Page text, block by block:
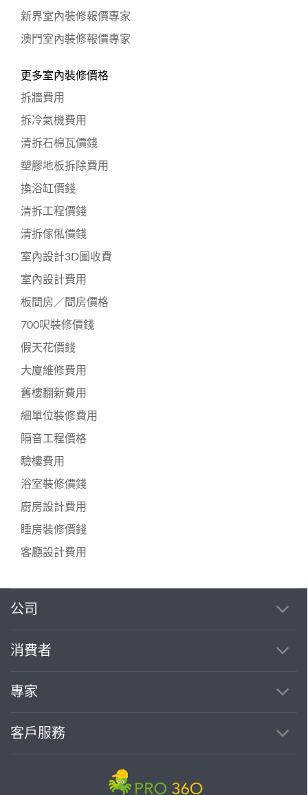
新界室內裝修報價專家
澳門室內裝修報價專家
更多室內裝修價格
拆牆費用
拆冷氣機費用
清拆石棉瓦價錢
塑膠地板拆除費用
換浴缸價錢
清拆工程價錢
清拆傢俬價錢
室內設計3D圖收費
室內設計費用
板間房／間房價格
700呎裝修價錢
假天花價錢
大廈維修費用
舊樓翻新費用
細單位裝修費用
隔音工程價格
驗樓費用
浴室裝修價錢
廚房設計費用
睡房裝修價錢
客廳設計費用
公司
消費者
專家
客戶服務